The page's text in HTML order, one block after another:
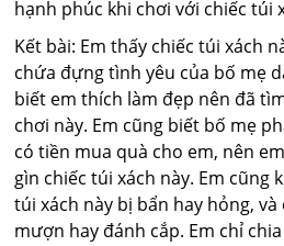
hạnh phúc khi chơi với chiếc túi
Kết bài: Em thấy chiếc túi xách
chứa đựng tình yêu của bố mẹ
biết em thích làm đẹp nên đã
chơi này. Em cũng biết bố mẹ
có tiền mua quà cho em, nên
gìn chiếc túi xách này. Em cũng
túi xách này bị bẩn hay hỏng,
mượn hay đánh cắp. Em chỉ